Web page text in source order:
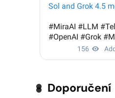
Doporučení